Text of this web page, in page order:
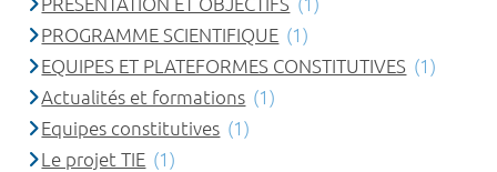
PROGRAMME SCIENTIFIQUE (1)
EQUIPES ET PLATEFORMES CONSTITUTIVES (1)
Actualités et formations (1)
Equipes constitutives (1)
Le projet TIE (1)